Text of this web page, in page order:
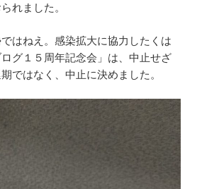
れました。
はねえ。感染拡大に協力したくは
グ１５周年記念会」は、中止せざ
ではなく、中止に決めました。